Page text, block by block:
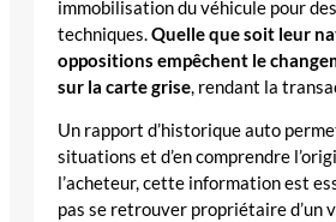
immobilisation du véhicule pour
techniques.Quelle que soit leur
oppositions empêchent le
sur la carte grise, rendant la
Un rapport d’historique auto
situations et d’en comprendre
l’acheteur, cette information est
pas se retrouver propriétaire d’un